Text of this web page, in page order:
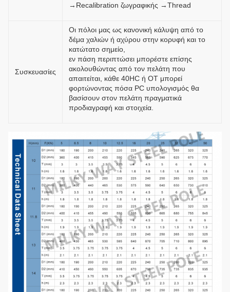
→Recalibration ζωγραφικής →Thread
Συσκευασίες
Οι πόλοι μας ως κανονική κάλυψη από το
δέμα χαλιών ή αχύρου στην κορυφή και το
κατώτατο σημείο,
εν πάση περιπτώσει μπορέστε επίσης
ακολουθώντας από τον πελάτη που
απαιτείται, κάθε 40HC ή OT μπορεί
φορτώνοντας πόσα PC υπολογισμός θα
βασίσουν στον πελάτη πραγματικά
προδιαγραφή και στοιχεία.